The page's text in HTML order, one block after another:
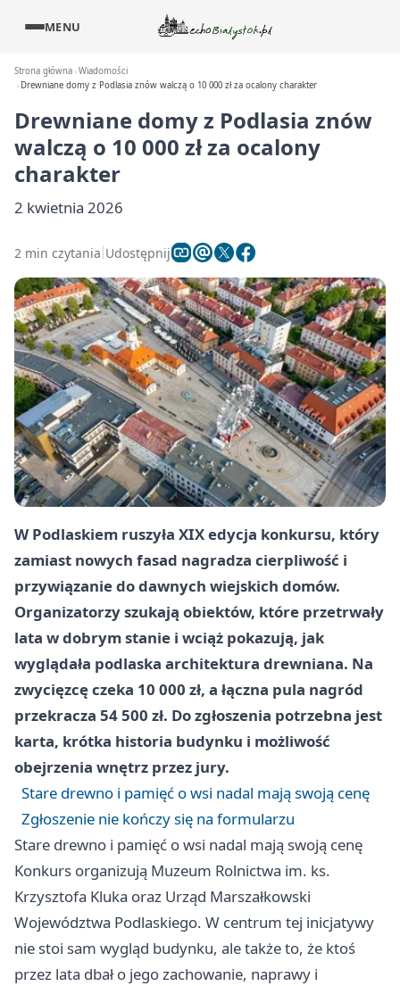
MENU
Strona główna Wiadomości
Drewniane domy z Podlasia znów walczą o 10 000 zł za ocalony charakter
Drewniane domy z Podlasia znów
walczą o 10 000 zł za ocalony
charakter
2 kwietnia 2026
2 min czytania Udostępnij
W Podlaskiem ruszyła XIX edycja konkursu, który
zamiast nowych fasad nagradza cierpliwość i
przywiązanie do dawnych wiejskich domów.
Organizatorzy szukają obiektów, które przetrwały
lata w dobrym stanie i wciąż pokazują, jak
wyglądała podlaska architektura drewniana. Na
zwycięzcę czeka 10 000 zł, a łączna pula nagród
przekracza 54 500 zł. Do zgłoszenia potrzebna jest
karta, krótka historia budynku i możliwość
obejrzenia wnętrz przez jury.
Stare drewno i pamięć o wsi nadal mają swoją cenę
Zgłoszenie nie kończy się na formularzu
Stare drewno i pamięć o wsi nadal mają swoją cenę
Konkurs organizują Muzeum Rolnictwa im. ks.
Krzysztofa Kluka oraz Urząd Marszałkowski
Województwa Podlaskiego. W centrum tej inicjatywy
nie stoi sam wygląd budynku, ale także to, że ktoś
przez lata dbał o jego zachowanie, naprawy i